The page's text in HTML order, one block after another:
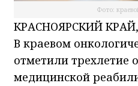
Фото:
КРАСНОЯРСКИЙ
В краевом
отметили трехлетие
медицинской